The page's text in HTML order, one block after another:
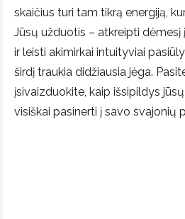
skaičius turi tam tikrą energiją,
Jūsų užduotis – atkreipti dėmesį
ir leisti akimirkai intuityviai
širdį traukia didžiausia jėga.
įsivaizduokite, kaip išsipildys
visiškai pasinerti į savo svajonių